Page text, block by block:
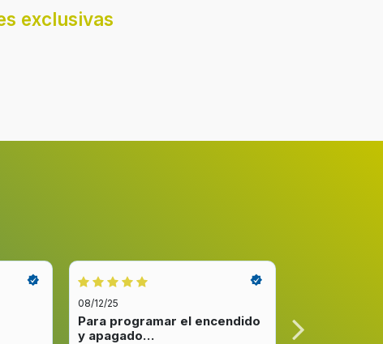
exclusivas
08/12/25
Para programar el encendido
y apagado…
venta y…